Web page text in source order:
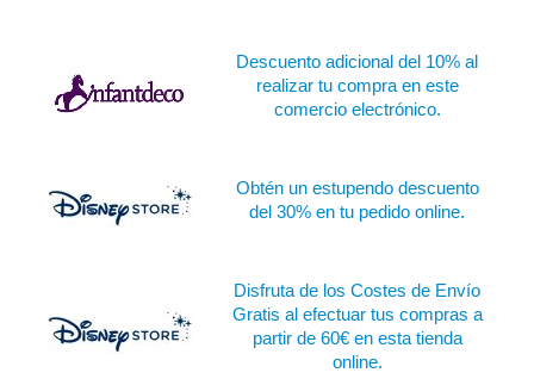
Descuento adicional del 10% al
realizar tu compra en este
comercio electrónico.
Obtén un estupendo descuento
del 30% en tu pedido online.
Disfruta de los Costes de Envío
Gratis al efectuar tus compras a
partir de 60€ en esta tienda
online.